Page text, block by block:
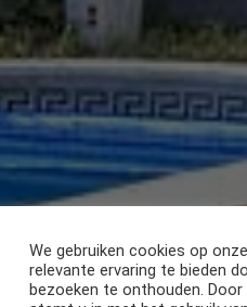
We gebruiken cookies op
relevante ervaring te bieden
bezoeken te onthouden.